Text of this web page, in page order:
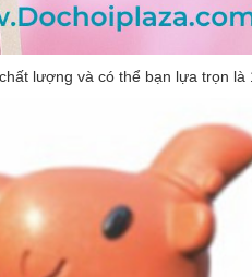
lượng và có thể bạn lựa trọn